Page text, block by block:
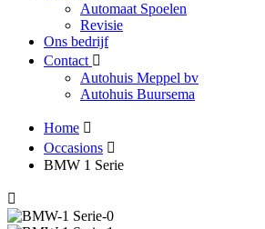
Automaat Spoelen
Revisie
Ons bedrijf
Contact
Autohuis Meppel bv
Autohuis Buursema
Home
Occasions
BMW 1 Serie